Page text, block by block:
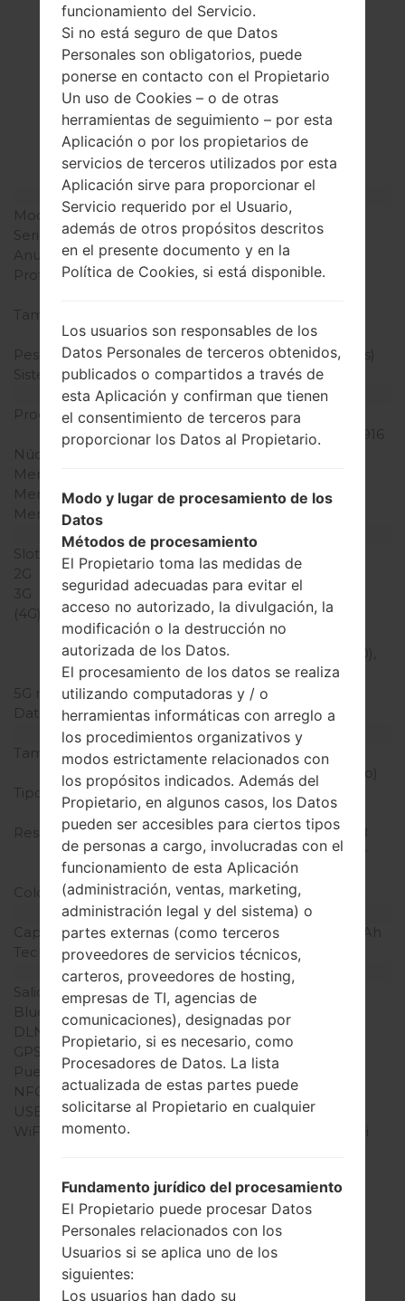
La especificación
LGLS770(LGLS770)
akaLG G Stylo
Modelo y sus características
Modelo
LGLS770
Serie
LG G Stylo
Anunciado
Mayo, 2015
Profundidad
9.4 milímetros (0.37
Tamaño (dimensiones)
(6.08 x 3.12 pulgadas)
Peso
165.9 gramos (5.86 onzas)
Sistema de operación
Android 5.0 (Lollipop)
Hardware
Procesador
1.2 GHz Qualcomm
Snapdragon 410 MSM8916
Núcleos de UCP
cuatro núcleos
Memoria RAM
Memoria interna
8GB
Memoria externa
Red y Datos
Slot de tarjeta
1 Mini-SIM
2G
-
3G
-
(4G) LTE
LTE band 2(1900),
4(1700/2100), 5(850),
12(700), 25(1900), 26(850),
41(2500)
5G network
-
Datos
GPRS/EDGE
Pantalla
Tamaño de la pantalla
5.7 pulgadas (~73.2%
relación pantalla-cuerpo)
Tipo de Pantalla
IPS LCD pantalla tactil
capacitiva
Resolución de Pantalla
720 x 1280 píxeles (~258
densidad de píxeles por
pulgada)
Colores de pantalla
16M colores
Batería y Teclado
Capacidad de batería
Extraíble Li-Ion 3000 mAh
Teclado físico
-
Interfaces
Salida de audio
3.5mm jack
Bluetooth
versión 4.1, A2DP
DLNA
No
GPS
A-GPS
Puerto infrarrojo
No
NFC
Sí
USB
microUSB 2.0
WiFi
Wi-Fi 802.11 a/b/g/n, WiFi
Artículos
LGLS770(LGLS770)
funcionamiento del Servicio.
Si no está seguro de que Datos
Personales son obligatorios, puede
ponerse en contacto con el Propietario
Un uso de Cookies – o de otras
herramientas de seguimiento – por esta
Aplicación o por los propietarios de
servicios de terceros utilizados por esta
Aplicación sirve para proporcionar el
Servicio requerido por el Usuario,
además de otros propósitos descritos
en el presente documento y en la
Política de Cookies, si está disponible.
Los usuarios son responsables de los
Datos Personales de terceros obtenidos,
publicados o compartidos a través de
esta Aplicación y confirman que tienen
el consentimiento de terceros para
proporcionar los Datos al Propietario.
Modo y lugar de procesamiento de los
Datos
Métodos de procesamiento
El Propietario toma las medidas de
seguridad adecuadas para evitar el
acceso no autorizado, la divulgación, la
modificación o la destrucción no
autorizada de los Datos.
El procesamiento de los datos se realiza
utilizando computadoras y / o
herramientas informáticas con arreglo a
los procedimientos organizativos y
modos estrictamente relacionados con
los propósitos indicados. Además del
Propietario, en algunos casos, los Datos
pueden ser accesibles para ciertos tipos
de personas a cargo, involucradas con el
funcionamiento de esta Aplicación
(administración, ventas, marketing,
administración legal y del sistema) o
partes externas (como terceros
proveedores de servicios técnicos,
carteros, proveedores de hosting,
empresas de TI, agencias de
comunicaciones), designadas por
Propietario, si es necesario, como
Procesadores de Datos. La lista
actualizada de estas partes puede
solicitarse al Propietario en cualquier
momento.
Fundamento jurídico del procesamiento
El Propietario puede procesar Datos
Personales relacionados con los
Usuarios si se aplica uno de los
siguientes:
Los usuarios han dado su